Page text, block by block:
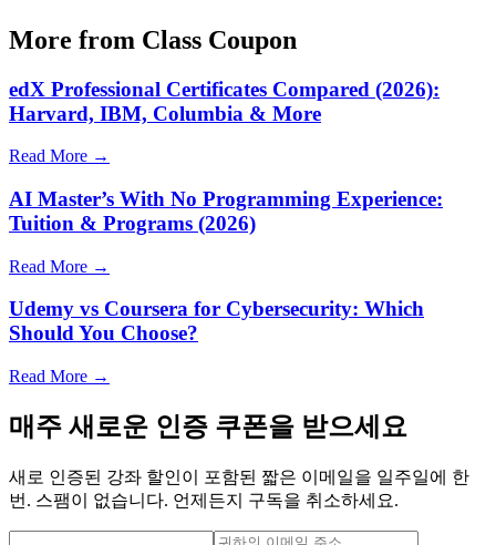
More from Class Coupon
edX Professional Certificates Compared (2026):
Harvard, IBM, Columbia & More
Read More →
AI Master’s With No Programming Experience:
Tuition & Programs (2026)
Read More →
Udemy vs Coursera for Cybersecurity: Which
Should You Choose?
Read More →
매주 새로운 인증 쿠폰을 받으세요
새로 인증된 강좌 할인이 포함된 짧은 이메일을 일주일에 한
번. 스팸이 없습니다. 언제든지 구독을 취소하세요.